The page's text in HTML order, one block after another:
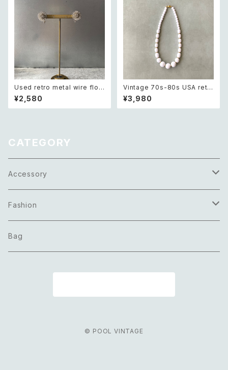
Used retro metal wire flow
er earring レトロ ヴィンテージ
アクセサリー シルバー メタル ワ
イヤー フラワー イヤリング
¥2,580
Vintage 70s-80s USA retr
o white beads classical ne
cklace レトロ アメリカ ヴィン
テージ アクセサリー ホワイト ビ
¥3,980
CATEGORY
Accessory
Necklace
Pierce
Fashion
Tops
Bag
© POOL VINTAGE